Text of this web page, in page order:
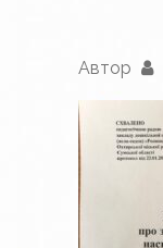
Автор